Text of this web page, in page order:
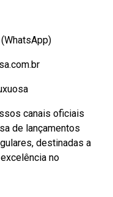
canais oficiais
de lançamentos
destinadas a
no